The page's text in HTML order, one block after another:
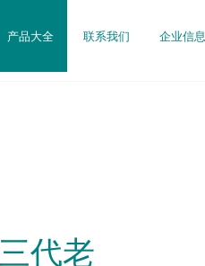
产品大全 联系我们 企业信息
代老